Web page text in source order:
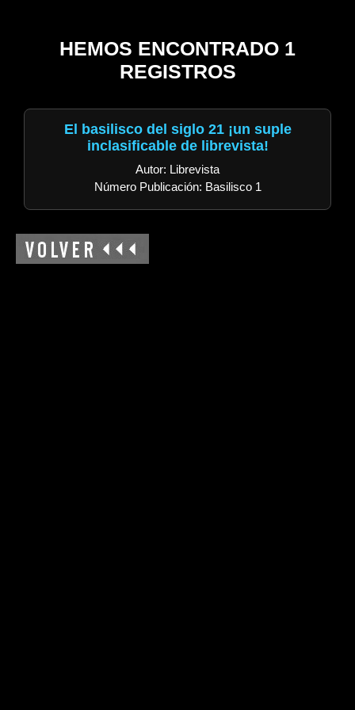
HEMOS ENCONTRADO 1
REGISTROS
El basilisco del siglo 21 ¡un suple
inclasificable de librevista!
Autor: Librevista
Número Publicación: Basilisco 1